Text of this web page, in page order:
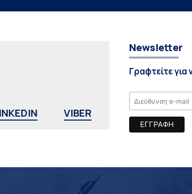
VIBER
Newsletter
Γραφτείτε για